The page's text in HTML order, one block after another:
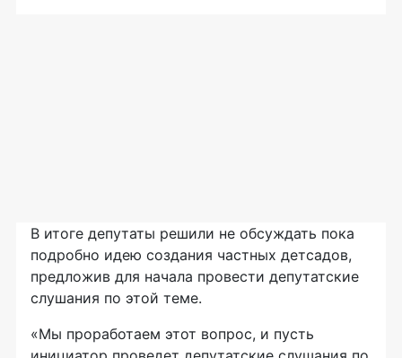
В итоге депутаты решили не обсуждать пока
подробно идею создания частных детсадов,
предложив для начала провести депутатские
слушания по этой теме.
«Мы проработаем этот вопрос, и пусть